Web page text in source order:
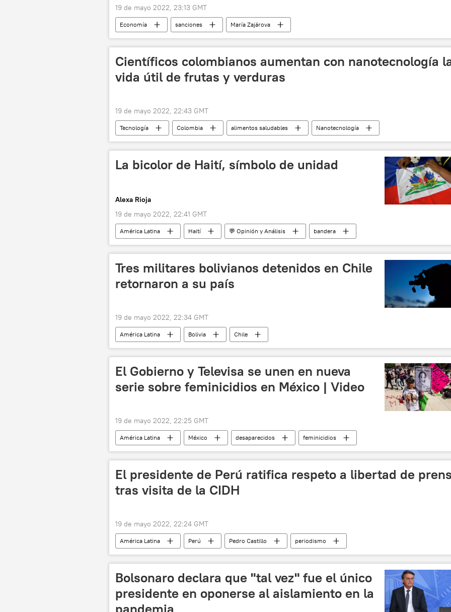
19 de mayo 2022, 23:13 GMT
Economía sanciones María Zajárova
Científicos colombianos aumentan con nanotecnología
vida útil de frutas y verduras
19 de mayo 2022, 22:43 GMT
Tecnología Colombia alimentos saludables
Nanotecnología
industria agroalimentaria
La bicolor de Haití, símbolo de unidad
Alexa Rioja
19 de mayo 2022, 22:41 GMT
América Latina Haití 💬 Opinión y Análisis bandera
Tres militares bolivianos detenidos en Chile
retornaron a su país
19 de mayo 2022, 22:34 GMT
América Latina Bolivia Chile
El Gobierno y Televisa se unen en nueva
serie sobre feminicidios en México | Video
19 de mayo 2022, 22:25 GMT
América Latina México desaparecidos
feminicidios
Suprema Corte de Justicia de la Nación (México)
El presidente de Perú ratifica respeto a libertad de
tras visita de la CIDH
19 de mayo 2022, 22:24 GMT
América Latina Perú Pedro Castillo periodismo
Bolsonaro declara que "tal vez" fue el único
presidente en oponerse al aislamiento en la